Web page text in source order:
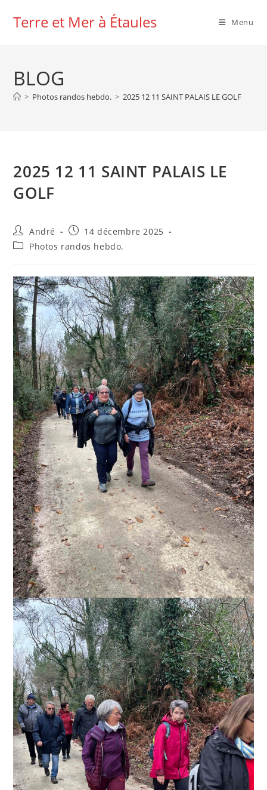
Terre et Mer à Étaules Menu
BLOG
> Photos randos hebdo. > 2025 12 11 SAINT PALAIS LE GOLF
2025 12 11 SAINT PALAIS LE
GOLF
Auteur/autrice
de
la
André
Publication
publiée :
14 décembre 2025
PostPhotos randos hebdo.